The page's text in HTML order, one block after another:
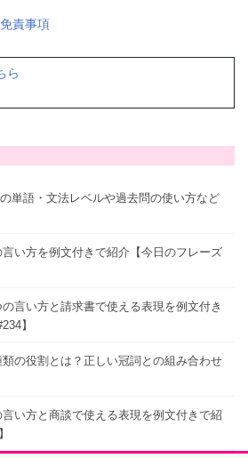
責事項
ら
単語・文法レベルや過去問の使い方など
言い方を例文付きで紹介【今日のフレーズ
の言い方と請求書で使える表現を例文付き
】
類の役割とは？正しい冠詞との組み合わせ
言い方と商談で使える表現を例文付きで紹